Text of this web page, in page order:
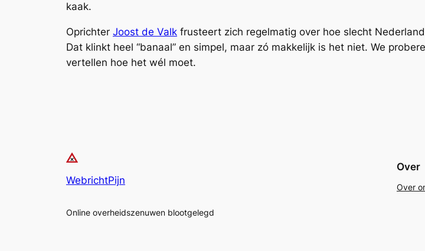
kaak.
Oprichter Joost de Valk frusteert zich regelmatig over hoe slecht
Dat klinkt heel “banaal” en simpel, maar zó makkelijk is het niet. We
vertellen hoe het wél moet.
WebrichtPijn
Online overheidszenuwen blootgelegd
Over
Over